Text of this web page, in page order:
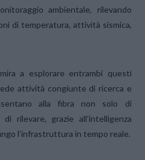
ambientale, rilevando
di temperatura, attività sismica,
a esplorare entrambi questi
attività congiunte di ricerca e
alla fibra non solo di
rilevare, grazie all’intelligenza
l’infrastruttura in tempo reale.